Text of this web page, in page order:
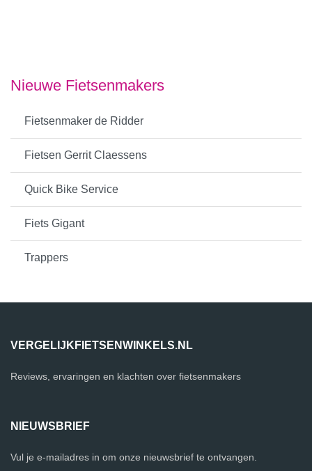
Nieuwe Fietsenmakers
Fietsenmaker de Ridder
Fietsen Gerrit Claessens
Quick Bike Service
Fiets Gigant
Trappers
VERGELIJKFIETSENWINKELS.NL
Reviews, ervaringen en klachten over fietsenmakers
NIEUWSBRIEF
Vul je e-mailadres in om onze nieuwsbrief te ontvangen.